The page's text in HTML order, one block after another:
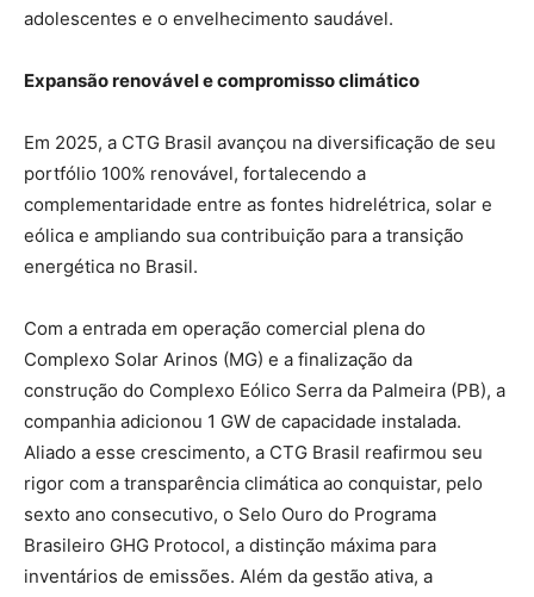
adolescentes e o envelhecimento saudável.
Expansão renovável e compromisso climático
Em 2025, a CTG Brasil avançou na diversificação de seu
portfólio 100% renovável, fortalecendo a
complementaridade entre as fontes hidrelétrica, solar e
eólica e ampliando sua contribuição para a transição
energética no Brasil.
Com a entrada em operação comercial plena do
Complexo Solar Arinos (MG) e a finalização da
construção do Complexo Eólico Serra da Palmeira (PB), a
companhia adicionou 1 GW de capacidade instalada.
Aliado a esse crescimento, a CTG Brasil reafirmou seu
rigor com a transparência climática ao conquistar, pelo
sexto ano consecutivo, o Selo Ouro do Programa
Brasileiro GHG Protocol, a distinção máxima para
inventários de emissões. Além da gestão ativa, a